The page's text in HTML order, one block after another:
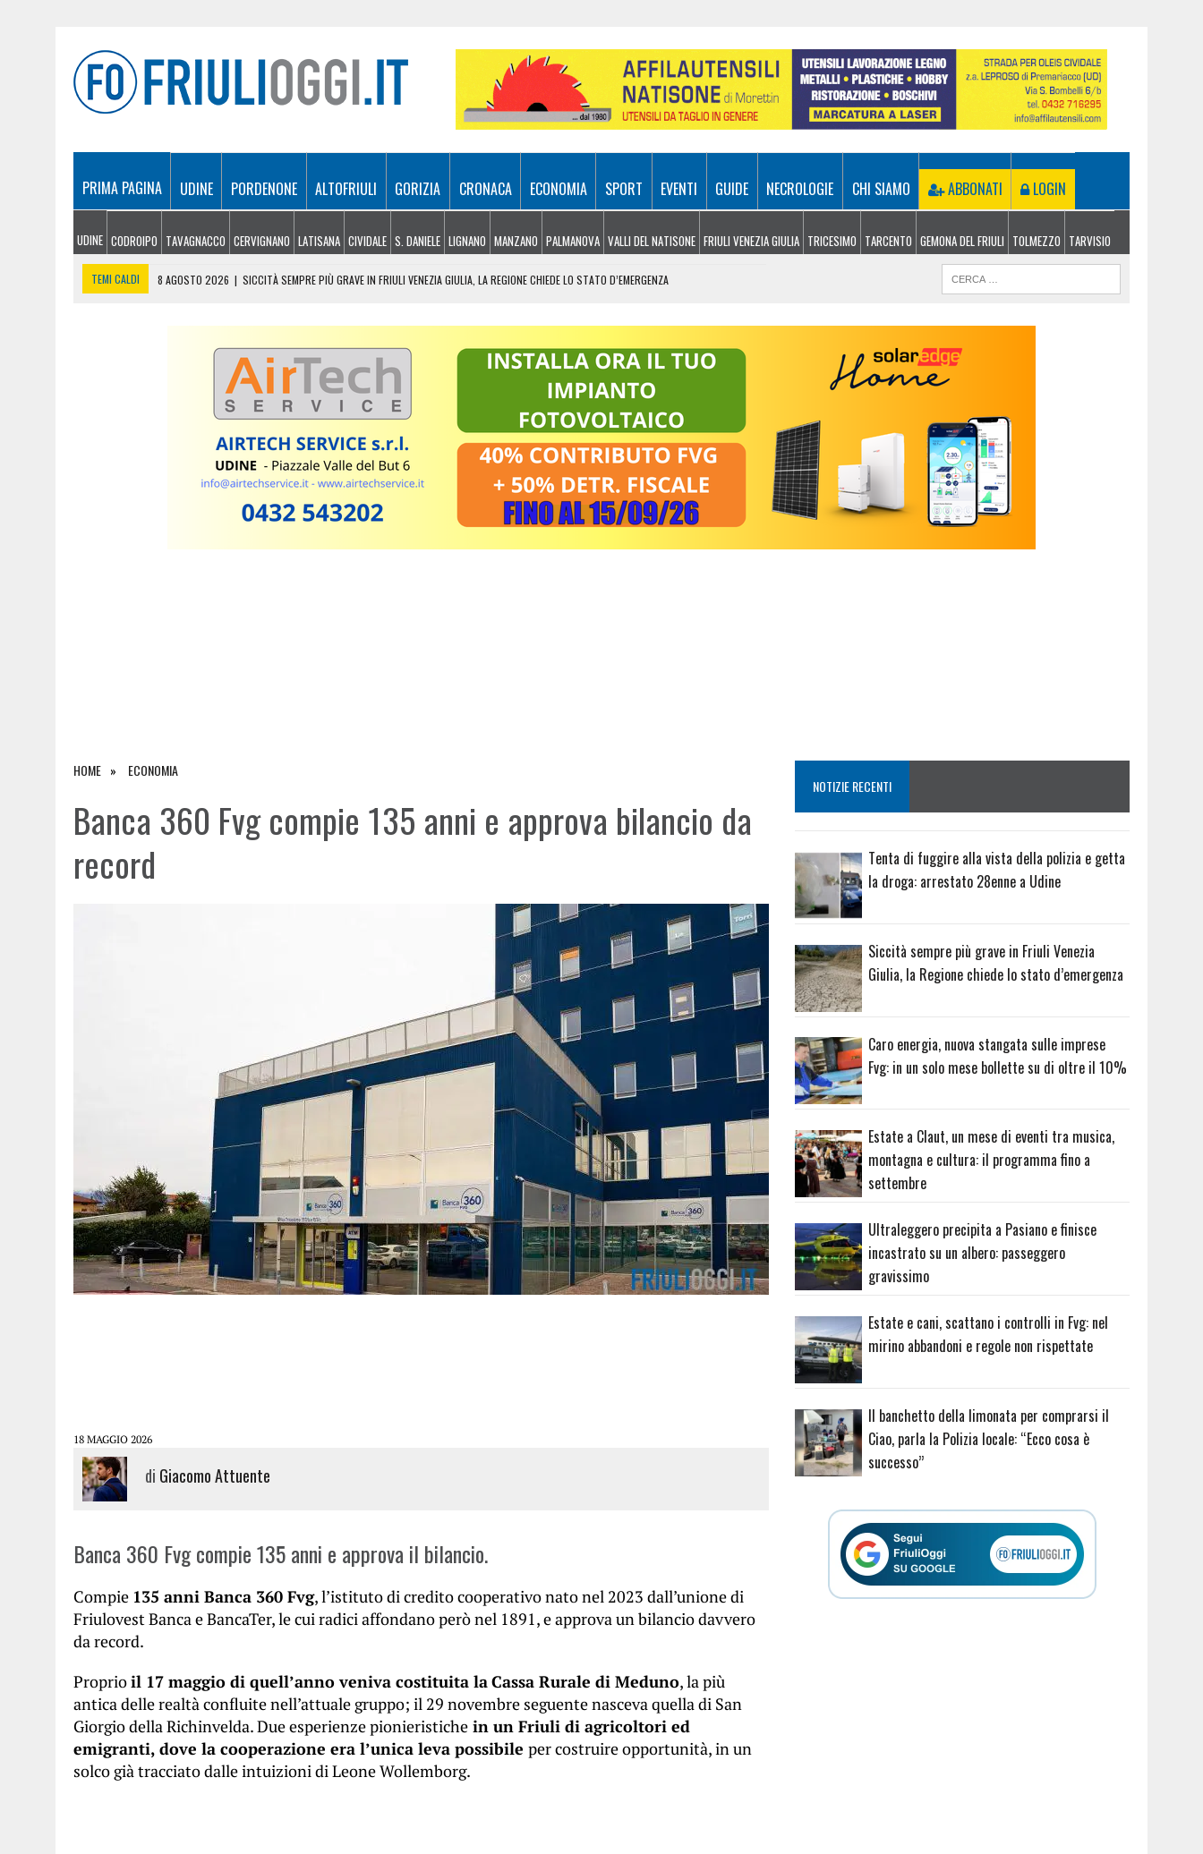
PRIMA PAGINA UDINE PORDENONE ALTOFRIULI GORIZIA CRONACA ECONOMIA SPORT EVENTI GUIDE NECROLOGIE CHI SIAMO ABBONATI LOGIN
UDINE CODROIPO TAVAGNACCO CERVIGNANO LATISANA CIVIDALE S. DANIELE LIGNANO MANZANO PALMANOVA VALLI DEL NATISONE FRIULI VENEZIA GIULIA TRICESIMO TARCENTO GEMONA DEL FRIULI TOLMEZZO TARVISIO
TEMI CALDI 8 AGOSTO 2026 | SICCITÀ SEMPRE PIÙ GRAVE IN FRIULI VENEZIA GIULIA, LA REGIONE CHIEDE LO STATO D’EMERGENZA
ULTRALEGGERO PRECIPITA A PASIANO E FINISCE INCASTRATO SU UN ALBERO: PASSEGGERO GRAVISSIMO
TENTA DI FUGGIRE ALLA VISTA DELLA POLIZIA E GETTA LA DROGA: ARRESTATO 28ENNE A UDINE
HOME ECONOMIA
Banca 360 Fvg compie 135 anni e approva bilancio da
record
18 MAGGIO 2026
di Giacomo Attuente
Banca 360 Fvg compie 135 anni e approva il bilancio.
Compie 135 anni Banca 360 Fvg, l’istituto di credito cooperativo nato nel 2023 dall’unione di
Friulovest Banca e BancaTer, le cui radici affondano però nel 1891, e approva un bilancio davvero
da record.
Proprioil 17 maggio di quell’anno veniva costituita laCassa Rurale di Meduno, la più
antica delle realtà confluite nell’attuale gruppo; il 29 novembre seguente nasceva quella di San
Giorgio della Richinvelda. Due esperienze pionieristiche in un Friuli di agricoltori ed
emigranti, dove la cooperazione era l’unica leva possibile per costruire opportunità, in un
solco già tracciato dalle intuizioni di Leone Wollemborg.
NOTIZIE RECENTI
Tenta di fuggire alla vista della polizia e getta
la droga: arrestato 28enne a Udine
Siccità sempre più grave in Friuli Venezia
Giulia, la Regione chiede lo stato d’emergenza
Caro energia, nuova stangata sulle imprese
Fvg: in un solo mese bollette su di oltre il 10%
Estate a Claut, un mese di eventi tra musica,
montagna e cultura: il programma fino a
settembre
Ultraleggero precipita a Pasiano e finisce
incastrato su un albero: passeggero
gravissimo
Estate e cani, scattano i controlli in Fvg: nel
mirino abbandoni e regole non rispettate
Il banchetto della limonata per comprarsi il
Ciao, parla la Polizia locale: “Ecco cosa è
successo”